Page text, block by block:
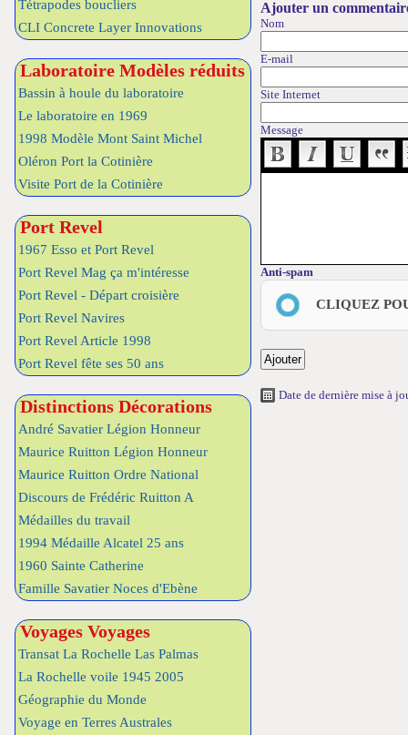
Tétrapodes boucliers
CLI Concrete Layer Innovations
Laboratoire Modèles réduits
Bassin à houle du laboratoire
Le laboratoire en 1969
1998 Modèle Mont Saint Michel
Oléron Port la Cotinière
Visite Port de la Cotinière
Port Revel
1967 Esso et Port Revel
Port Revel Mag ça m'intéresse
Port Revel - Départ croisière
Port Revel Navires
Port Revel Article 1998
Port Revel fête ses 50 ans
Distinctions Décorations
André Savatier Légion Honneur
Maurice Ruitton Légion Honneur
Maurice Ruitton Ordre National
Discours de Frédéric Ruitton A
Médailles du travail
1994 Médaille Alcatel 25 ans
1960 Sainte Catherine
Famille Savatier Noces d'Ebène
Voyages Voyages
Transat La Rochelle Las Palmas
La Rochelle voile 1945 2005
Géographie du Monde
Voyage en Terres Australes
Ajouter un
Nom
E-mail
Site Internet
Message
Anti-spam
CLIQUEZ
Date de dernière mise à